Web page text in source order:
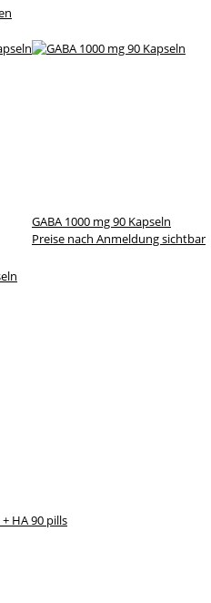
GABA 1000 mg 90 Kapseln
Preise nach Anmeldung sichtbar